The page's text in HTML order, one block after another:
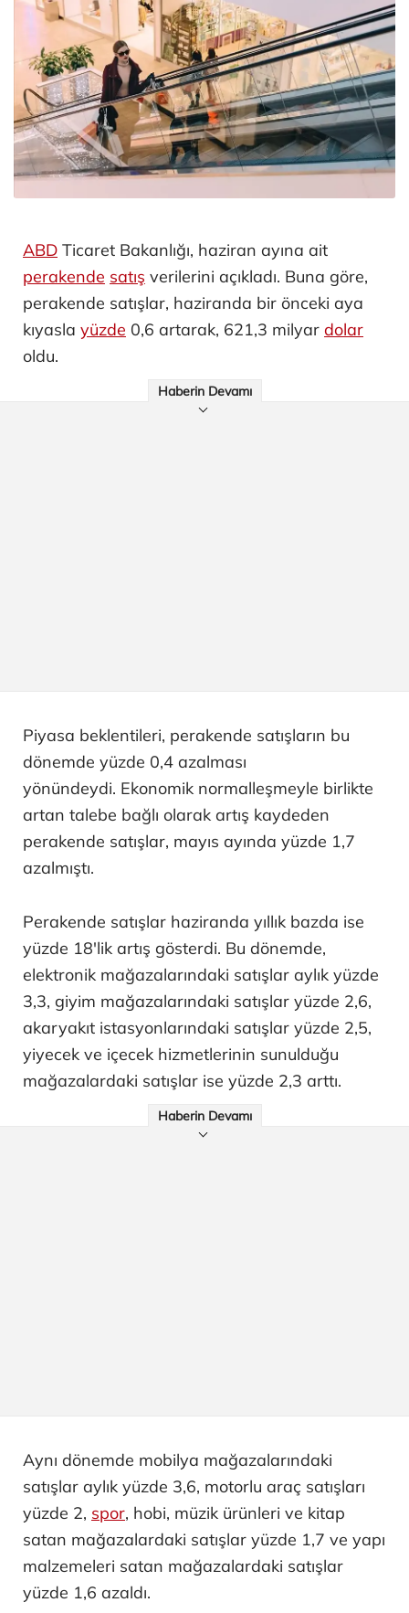
ABD Ticaret Bakanlığı, haziran ayına ait
perakende satış verilerini açıkladı. Buna göre,
perakende satışlar, haziranda bir önceki aya
kıyasla yüzde 0,6 artarak, 621,3 milyar dolar
oldu.
Haberin Devamı
Piyasa beklentileri, perakende satışların bu
dönemde yüzde 0,4 azalması
yönündeydi. Ekonomik normalleşmeyle birlikte
artan talebe bağlı olarak artış kaydeden
perakende satışlar, mayıs ayında yüzde 1,7
azalmıştı.
Perakende satışlar haziranda yıllık bazda ise
yüzde 18'lik artış gösterdi. Bu dönemde,
elektronik mağazalarındaki satışlar aylık yüzde
3,3, giyim mağazalarındaki satışlar yüzde 2,6,
akaryakıt istasyonlarındaki satışlar yüzde 2,5,
yiyecek ve içecek hizmetlerinin sunulduğu
mağazalardaki satışlar ise yüzde 2,3 arttı.
Haberin Devamı
Aynı dönemde mobilya mağazalarındaki
satışlar aylık yüzde 3,6, motorlu araç satışları
yüzde 2, spor, hobi, müzik ürünleri ve kitap
satan mağazalardaki satışlar yüzde 1,7 ve yapı
malzemeleri satan mağazalardaki satışlar
yüzde 1,6 azaldı.